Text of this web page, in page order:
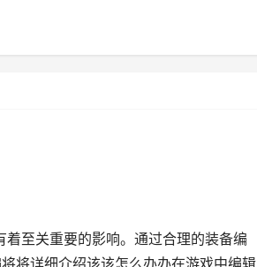
着至关重要的影响。通过合理的装备编